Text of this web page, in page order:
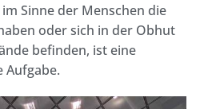
Sinne der Menschen die
oder sich in der Obhut
befinden, ist eine
Aufgabe.